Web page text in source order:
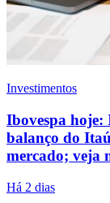
Investimentos
Ibovespa hoje:
balanço do
mercado; veja
Há 2 dias